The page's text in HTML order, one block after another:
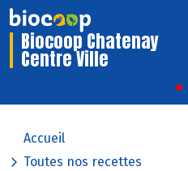
Biocoop Chatenay
Centre Ville
Accueil
Toutes nos recettes